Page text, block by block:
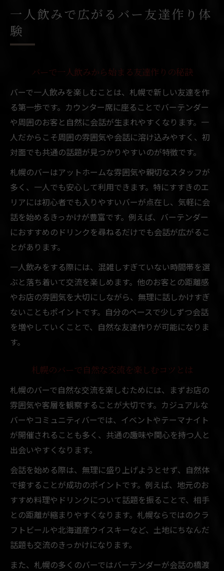
札幌ならではのバーで交流を楽しむコツ
札幌のバーで会話が弾む工夫とアイデア
友達作りに最適な札幌バー選びのポイント
気軽な出会いを叶えるバー活用法
バーを活用した気軽な出会いの始め方
札幌のバーで自然に友達ができる方法
一人飲みでも安心なバー選びのヒント
バーで出会いを楽しむためのコミュニケー
ション術
バー初心者でも気軽に交流できるコツ
友達作りに最適な札幌の夜の過ごし方
札幌で友達作りに向いているバーの特徴
友達ができる札幌のバー活用法とは
一人飲みでも安心な夜のバーの選び方
札幌のバーで夜を充実させる楽しみ方
コミュニティバーが叶える新たな繋がり
コミュニティバーならではの安心な雰囲気
安心してバーを楽しむ女性へのヒント
女性が安心して楽しめるバー選びのコツ
札幌で女性がバーで友達作りを始める方法
一人飲み女性向けバーの魅力とポイント
バーで女性も気軽に出会いを楽しむ秘訣
女性に人気の安心できるバーの特徴
一人飲みで広がるバー友達作り体
験
バーで一人飲みから始まる友達作りの秘訣
バーで一人飲みを楽しむことは、札幌で新しい友達を作
る第一歩です。カウンター席に座ることでバーテンダー
や周囲のお客と自然に会話が生まれやすくなります。一
人だからこそ周囲の雰囲気や会話に溶け込みやすく、初
対面でも共通の話題が見つかりやすいのが特徴です。
札幌のバーはアットホームな雰囲気や親切なスタッフが
多く、一人でも安心して利用できます。特にすすきのエ
リアには初心者でも入りやすいバーが点在し、気軽に会
話を始めるきっかけが豊富です。例えば、バーテンダー
におすすめのドリンクを尋ねるだけでも会話が広がるこ
とがあります。
一人飲みをする際には、混雑しすぎていない時間帯を選
ぶと落ち着いて交流を楽しめます。他のお客との距離感
やお店の雰囲気を大切にしながら、無理に話しかけすぎ
ないこともポイントです。自分のペースで少しずつ会話
を増やしていくことで、自然な友達作りが可能になりま
す。
札幌のバーで自然な交流を楽しむコツとは
札幌のバーで自然な交流を楽しむためには、まずお店の
雰囲気や客層を観察することが大切です。カジュアルな
バーやコミュニティバーでは、イベントやテーマナイト
が開催されることも多く、共通の趣味や関心を持つ人と
出会いやすくなります。
会話を始める際は、無理に盛り上げようとせず、自然体
で接することが成功のポイントです。例えば、地元のお
すすめ料理やドリンクについて話題を振ることで、相手
との距離が縮まりやすくなります。札幌ならではのクラ
フトビールや北海道産ウイスキーなど、土地にちなんだ
話題も交流のきっかけになります。
また、札幌の多くのバーではバーテンダーが会話の橋渡